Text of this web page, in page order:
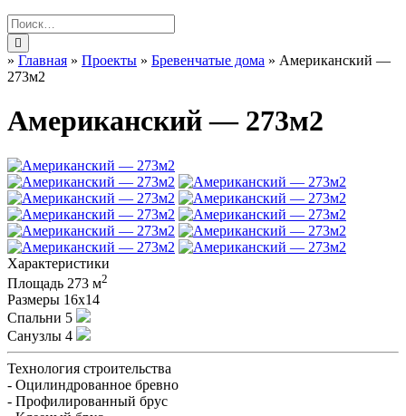
» Главная » Проекты » Бревенчатые дома » Американский —
273м2
Американский — 273м2
Характеристики
Площадь 273 м2
Размеры 16х14
Спальни 5
Санузлы 4
Технология строительства
- Оцилиндрованное бревно
- Профилированный брус